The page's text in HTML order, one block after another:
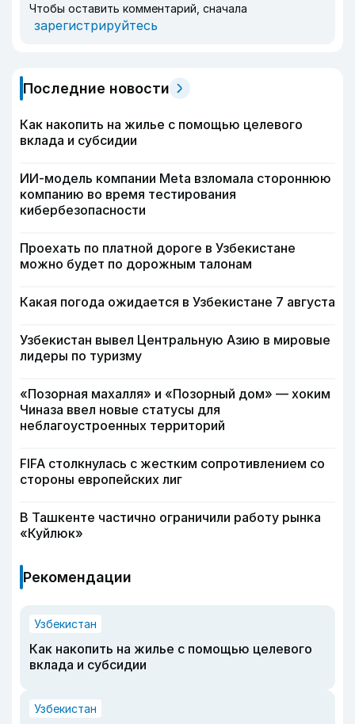
Чтобы оставить комментарий, сначала
зарегистрируйтесь
Последние новости
Как накопить на жилье с помощью целевого
вклада и субсидии
ИИ-модель компании Meta взломала стороннюю
компанию во время тестирования
кибербезопасности
Проехать по платной дороге в Узбекистане
можно будет по дорожным талонам
Какая погода ожидается в Узбекистане 7 августа
Узбекистан вывел Центральную Азию в мировые
лидеры по туризму
«Позорная махалля» и «Позорный дом» — хоким
Чиназа ввел новые статусы для
неблагоустроенных территорий
FIFA столкнулась с жестким сопротивлением со
стороны европейских лиг
В Ташкенте частично ограничили работу рынка
«Куйлюк»
Рекомендации
Узбекистан
Как накопить на жилье с помощью целевого
вклада и субсидии
Узбекистан